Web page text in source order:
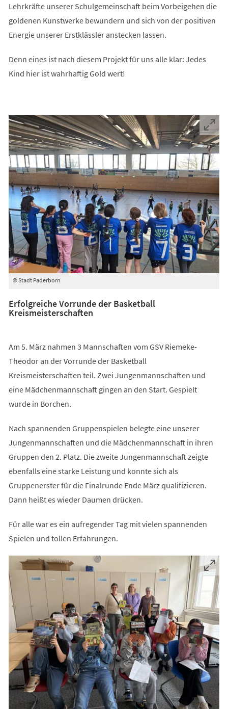
Lehrkräfte unserer Schulgemeinschaft beim Vorbeigehen die
goldenen Kunstwerke bewundern und sich von der positiven
Energie unserer Erstklässler anstecken lassen.
Denn eines ist nach diesem Projekt für uns alle klar: Jedes
Kind hier ist wahrhaftig Gold wert!
© Stadt Paderborn
Erfolgreiche Vorrunde der Basketball
Kreismeisterschaften
Am 5. März nahmen 3 Mannschaften vom GSV Riemeke-
Theodor an der Vorrunde der Basketball
Kreismeisterschaften teil. Zwei Jungenmannschaften und
eine Mädchenmannschaft gingen an den Start. Gespielt
wurde in Borchen.
Nach spannenden Gruppenspielen belegte eine unserer
Jungenmannschaften und die Mädchenmannschaft in ihren
Gruppen den 2. Platz. Die zweite Jungenmannschaft zeigte
ebenfalls eine starke Leistung und konnte sich als
Gruppenerster für die Finalrunde Ende März qualifizieren.
Dann heißt es wieder Daumen drücken.
Für alle war es ein aufregender Tag mit vielen spannenden
Spielen und tollen Erfahrungen.